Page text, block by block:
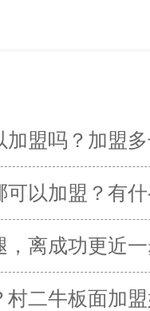
盟吗？加盟
以加盟？有
，离成功更近
二牛板面加